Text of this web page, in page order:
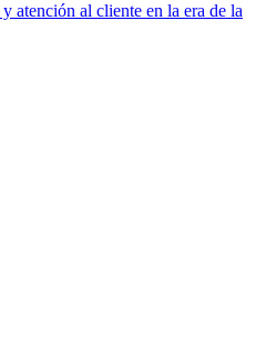
atención al cliente en la era de la